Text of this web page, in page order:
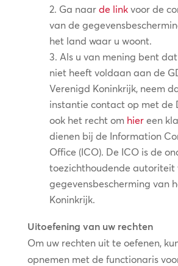
Ga naar de linkvoor de
van de
het land waar u woont.
Als u van mening bent
niet heeft voldaan aan de
Verenigd Koninkrijk, neem
instantie contact op met de
ook het recht om hiereen
dienen bij de Information
Office (ICO). De ICO is de
toezichthoudende autoriteit
gegevensbescherming van
Koninkrijk.
Uitoefening van uw rechten
Om uw rechten uit te oefenen,
opnemen met de functionaris